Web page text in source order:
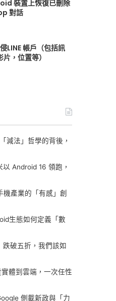
裝置上恢復已刪除
對話
LINE 帳戶（包括訊
，位置等）
減法」哲學的背後，
Android 16 領跑，
產業的「有感」創
生態如何定義「數
跌破五折，我們該如
體到雲端，一次任性
側載新政與「力